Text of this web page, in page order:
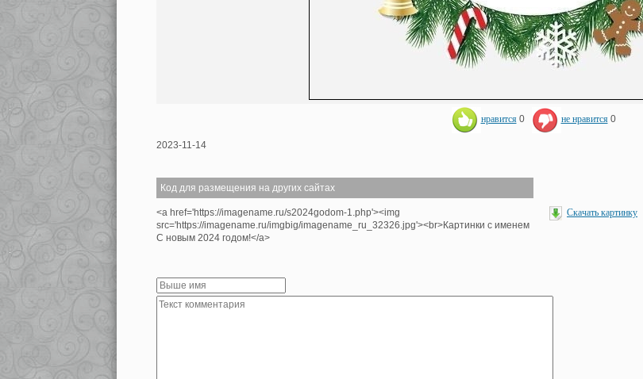
нравится 0 не нравится 0
2023-11-14
Код для размещения на других сайтах
<a href='https://imagename.ru/s2024godom-1.php'><img
src='https://imagename.ru/imgbig/imagename_ru_32326.jpg'><br>Картинки с именем
С новым 2024 годом!</a>
Скачать картинку